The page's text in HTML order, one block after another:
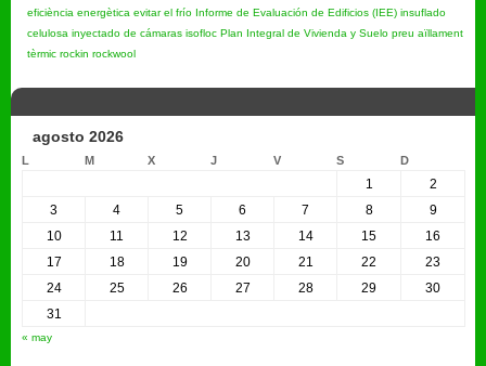
eficiència energètica evitar el frío Informe de Evaluación de Edificios (IEE) insuflado
celulosa inyectado de cámaras isofloc Plan Integral de Vivienda y Suelo preu aïllament
tèrmic rockin rockwool
agosto 2026
L M X J V S D
« may
1
2
3
4 5 6 7 8
9
10
11 12 13 14 15
16
17
18 19 20 21 22
23
24
25 26 27 28 29
30
31